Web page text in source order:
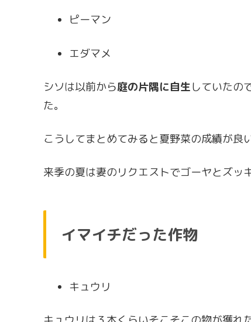
ピーマン
エダマメ
シソは以前から庭の片隅に自生していたの
た。
こうしてまとめてみると夏野菜の成績が良
来季の夏は妻のリクエストでゴーヤとズッ
イマイチだった作物
キュウリ